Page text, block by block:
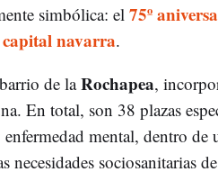
simbólica: el 75º
navarra.
de laRochapea,
En total, son 38 plazas
mental, dentro de
necesidades sociosanitarias